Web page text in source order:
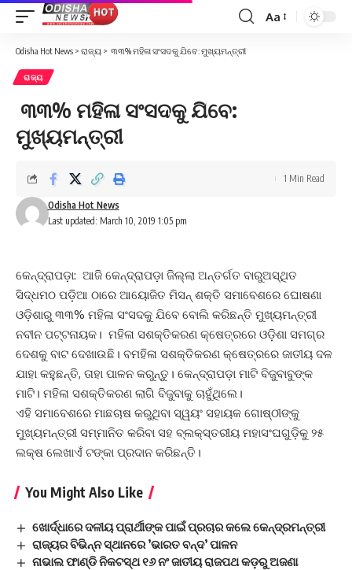
Font
Aa
Odisha Hot News > ରାଜ୍ୟ > ୩୩% ମହିଳା ସଂସଦକୁ ଯିବେ: ମୁଖ୍ୟମନ୍ତ୍ରୀ
ରାଜ୍ୟ
୩୩% ମହିଳା ସଂସଦକୁ ଯିବେ:
ମୁଖ୍ୟମନ୍ତ୍ରୀ
Last updated: March 10, 2019 1:05 pm
Odisha Hot News
1 Min Read
କେନ୍ଦ୍ରାପଡ଼ା: ଆଜି କେନ୍ଦ୍ରାପଡ଼ା ଜିଲ୍ଲା ଅନ୍ତର୍ଗତ ବାରୁଅସ୍ଥିତ
ସିଦ୍ଧମଠ ପଡ଼ିଆ ଠାରେ ଆୟୋଜିତ ମିସନ୍‌ ଶକ୍ତି ସମାବେଶରେ ଘୋଷଣା
ଓଡ଼ିଶାରୁ ୩୩% ମହିଳା ସଂସଦକୁ ଯିବେ ବୋଲି କରିଛନ୍ତି ମୁଖ୍ୟମନ୍ତ୍ରୀ
ନବୀନ ପଟ୍ଟନାୟକ। ମହିଳା ସଶକ୍ତିକରଣ କ୍ଷେତ୍ରରେ ଓଡ଼ିଶା ସମଗ୍ର
ଦେଶକୁ ବାଟ ଦେଖାଉଛି। ବମହିଳା ସଶକ୍ତିକରଣ କ୍ଷେତ୍ରରେ ଜାତୀୟ ଦଳ
ଯାହା କହୁଛନ୍ତି, ତାହା ପାଳନ କରୁନ୍ତୁ। କେନ୍ଦ୍ରାପଡ଼ା ମାଟି ବିଜୁବାବୁଙ୍କ
ମାଟି। ମହିଳା ସଶକ୍ତିକରଣ ଲାଗି ବିଜୁବାକୁ ଚାହୁଁଥିଲେ।
ଏହି ସମାବେଶରେ ମାଛଚାଷ କରୁଥିବା ସ୍ୱୟଂ ସହାୟକ ଗୋଷ୍ଠୀଙ୍କୁ
ମୁଖ୍ୟମନ୍ତ୍ରୀ ସମ୍ମାନିତ କରିବା ସହ ବ୍ଲକ୍‌ସ୍ତରୀୟ ମହାସଂଘଗୁଡ଼ିକୁ ୨୫
ଲକ୍ଷ ଲେଖାଏଁ ଟଙ୍କା ପ୍ରଦାନ କରିଛନ୍ତି।
You Might Also Like
ଖୋର୍ଦ୍ଧାରେ ଦଳୀୟ ପ୍ରାର୍ଥୀଙ୍କ ପାଇଁ ପ୍ରଚାର କଲେ କେନ୍ଦ୍ରମନ୍ତ୍ରୀ
ରାଜ୍ୟର ବିଭିନ୍ନ ସ୍ଥାନରେ ’ଭାରତ ବନ୍ଦ’ ପାଳନ
ନାଭାଲ ଫାଣ୍ଡି ନିକଟସ୍ଥ ୧୬ ନଂ ଜାତୀୟ ରାଜପଥ କଡ଼ରୁ ଅଜଣା